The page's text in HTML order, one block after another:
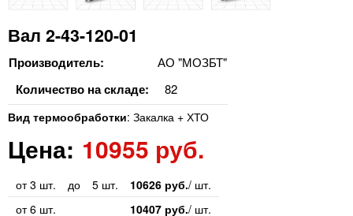
Вал 2-43-120-01
Производитель: АО "МОЗБТ"
Количество на складе: 82
Вид термообработки: Закалка + ХТО
Цена: 10955 руб.
от 3 шт. до 5 шт. 10626 руб./ шт.
от 6 шт.
10407 руб./ шт.